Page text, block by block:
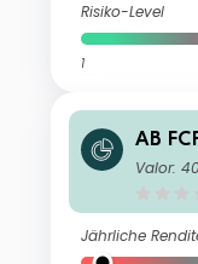
Risiko-Level
1
AB
o W2
Valor:
Jährliche